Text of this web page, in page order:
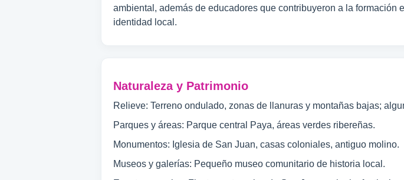
ambiental, además de educadores que contribuyeron a la
identidad local.
Naturaleza y Patrimonio
Relieve: Terreno ondulado, zonas de llanuras y montañas bajas;
Parques y áreas: Parque central Paya, áreas verdes ribereñas.
Monumentos: Iglesia de San Juan, casas coloniales, antiguo molino.
Museos y galerías: Pequeño museo comunitario de historia local.